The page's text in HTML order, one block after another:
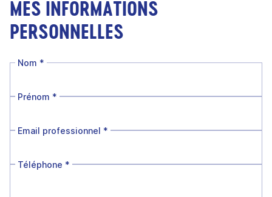
MES INFORMATIONS
PERSONNELLES
Nom *
Prénom *
Email professionnel *
Téléphone *